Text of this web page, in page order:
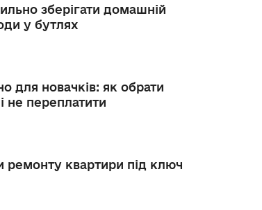
зберігати домашній
у бутлях
для новачків: як обрати
не переплатити
ремонту квартири під ключ